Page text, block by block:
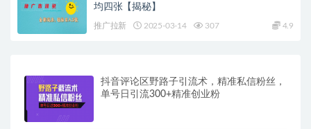
均四张【揭秘】
推广拉新 2025-03-14 307 4.9
抖音评论区野路子引流术，精准私信粉丝，
单号日引流300+精准创业粉